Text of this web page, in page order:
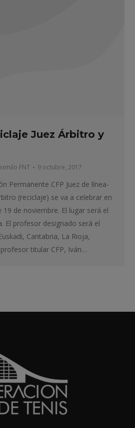
Juez Árbitro y
FNT 9 octubre, 2017
Permanente CFP Juez de línea-
(reciclaje) se va a celebrar en
19 de noviembre. El lugar será el
El profesor designado será el
Cantabria, La Rioja,
titular CFP, Iván…